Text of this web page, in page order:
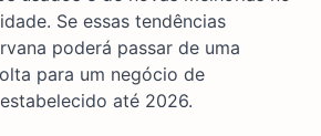
Se essas tendências
poderá passar de uma
para um negócio de
até 2026.